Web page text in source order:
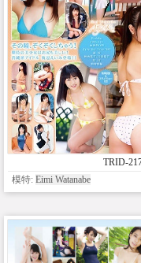
TRID-
模特: Eimi Watanabe